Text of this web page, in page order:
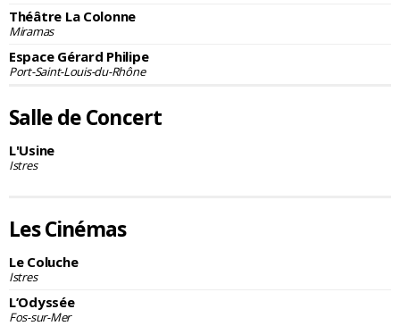
Théâtre La Colonne
Miramas
Espace Gérard Philipe
Port-Saint-Louis-du-Rhône
Salle de Concert
L'Usine
Istres
Les Cinémas
Le Coluche
Istres
L’Odyssée
Fos-sur-Mer